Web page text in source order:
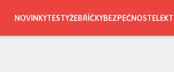
NOVINKYTESTYŽEBŘÍČKYBEZPEČNOST